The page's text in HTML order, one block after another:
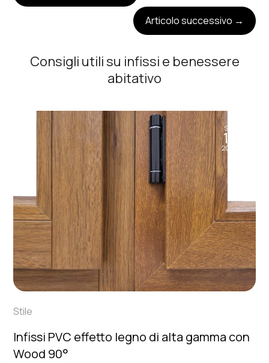
Articolo successivo →
Consigli utili su infissi e benessere
abitativo
Set
11
2024
Stile
Infissi PVC effetto legno di alta gamma con
Wood 90°